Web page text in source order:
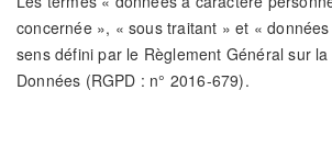
concernée », « sous traitant » et «
sens défini par le Règlement Général sur
Données (RGPD : n° 2016-679).